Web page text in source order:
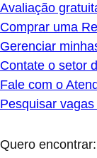
Avaliação
Comprar uma
Gerenciar
Contate o setor
Fale com o
Pesquisar
Quero encontrar: